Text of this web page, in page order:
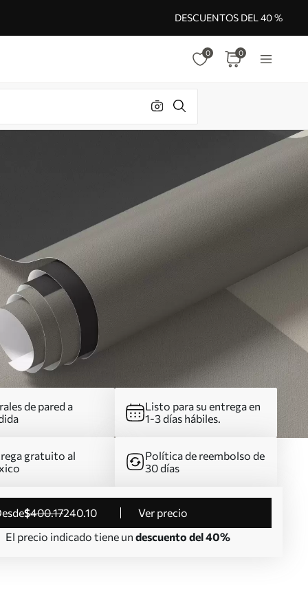
DESCUENTOS DEL 40 %
0 0
de pared a
Listo para su entrega en
1-3 días hábiles.
gratuito al
Política de reembolso de
30 días
desde$400.17240.10
Ver precio
El precio indicado tiene un descuento del 40%